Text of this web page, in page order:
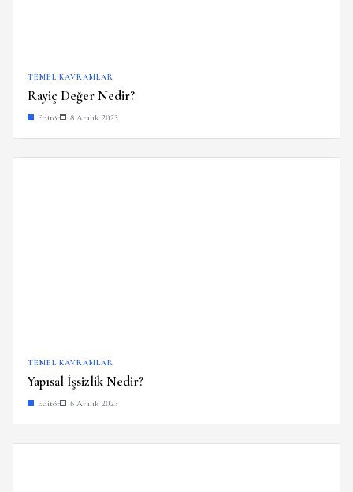
TEMEL KAVRAMLAR
Rayiç Değer Nedir?
Editör 8 Aralık 2023
TEMEL KAVRAMLAR
Yapısal İşsizlik Nedir?
Editör 6 Aralık 2023